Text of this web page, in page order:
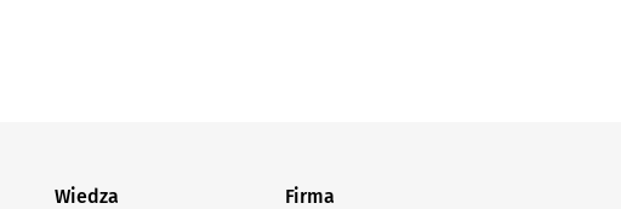
Wiedza Firma